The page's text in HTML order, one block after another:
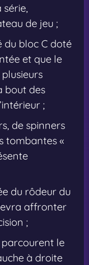
série,
de jeu ;
du bloc C doté
et que le
bout des
;
de spinners
tombantes «
du rôdeur du
affronter
;
parcourent le
à droite